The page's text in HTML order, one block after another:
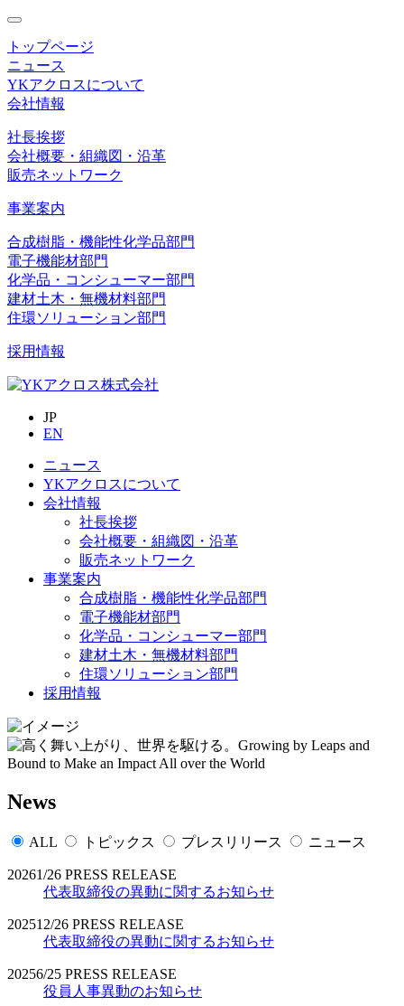
toggle
navigation
トップページ
ニュース
YKアクロスについて
会社情報
社長挨拶
会社概要・組織図・沿革
販売ネットワーク
事業案内
合成樹脂・機能性化学品部門
電子機能材部門
化学品・コンシューマー部門
建材土木・無機材料部門
住環ソリューション部門
採用情報
JP
EN
ニュース
YKアクロスについて
会社情報
社長挨拶
会社概要・組織図・沿革
販売ネットワーク
事業案内
合成樹脂・機能性化学品部門
電子機能材部門
化学品・コンシューマー部門
建材土木・無機材料部門
住環ソリューション部門
採用情報
News
ALL トピックス プレスリリース ニュース
20261/26 PRESS RELEASE
代表取締役の異動に関するお知らせ
202512/26 PRESS RELEASE
代表取締役の異動に関するお知らせ
20256/25 PRESS RELEASE
役員人事異動のお知らせ